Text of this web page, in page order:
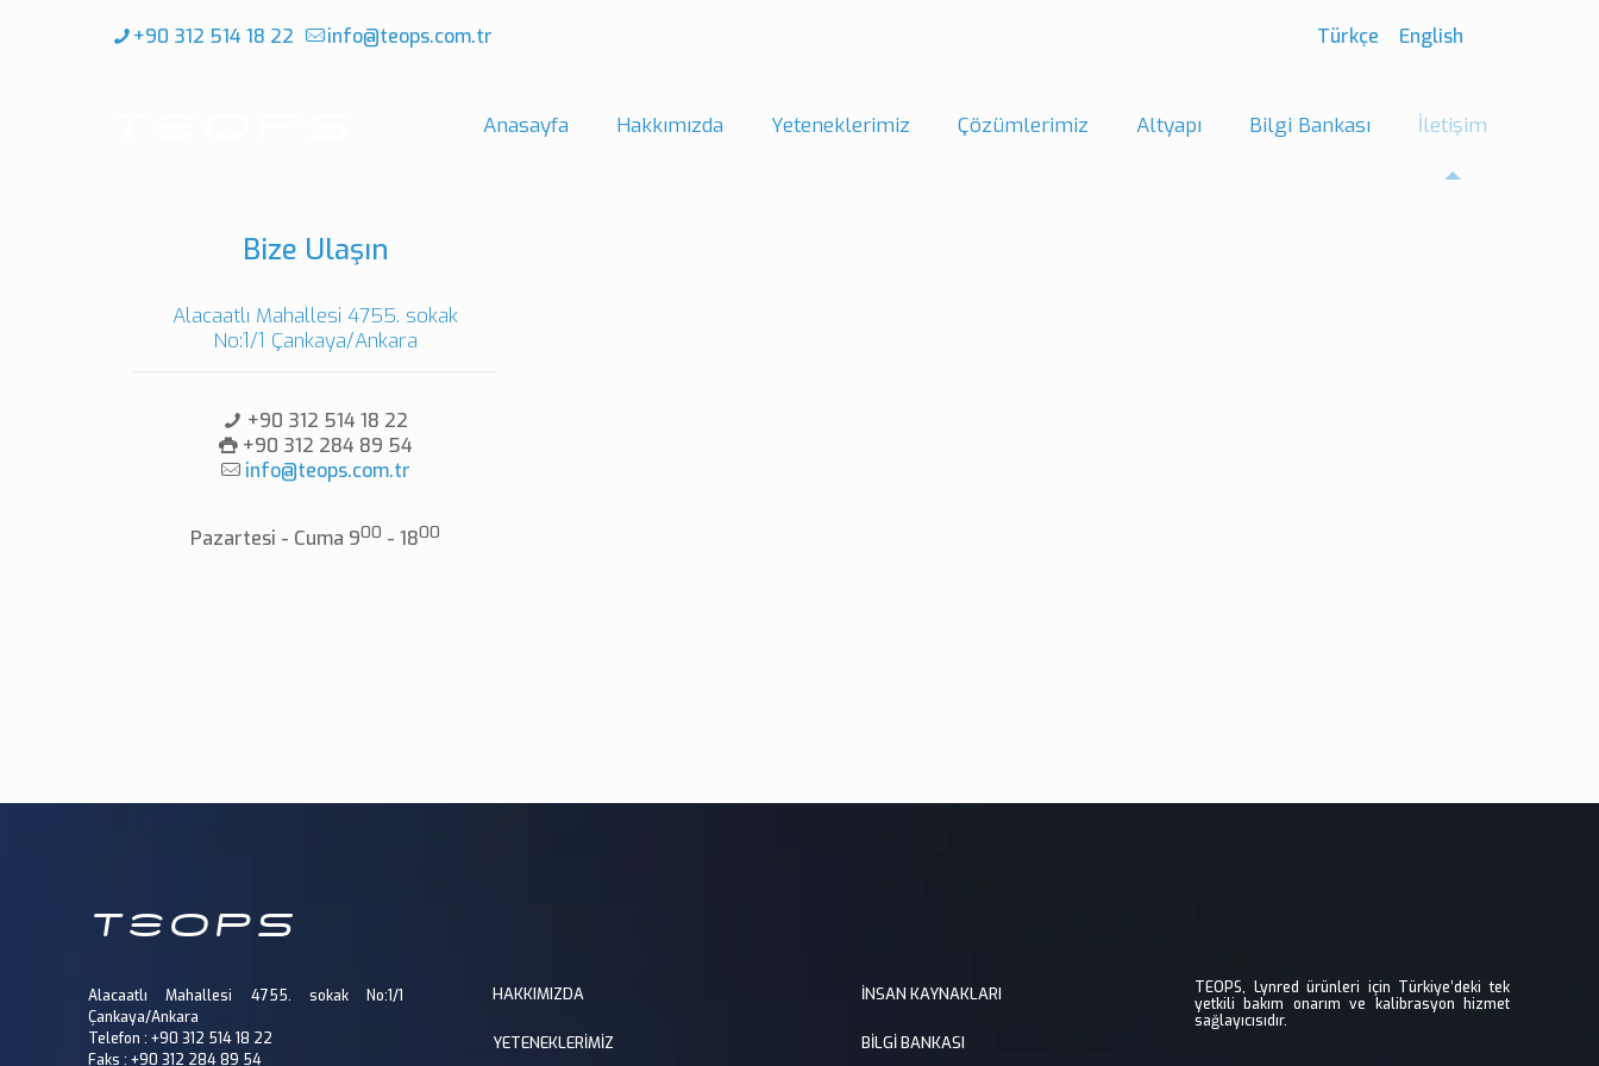
+90 312 514 18 22 info@teops.com.tr Türkçe English
Anasayfa Hakkımızda Yeteneklerimiz Çözümlerimiz Altyapı Bilgi Bankası İletişim
Bize Ulaşın
Alacaatlı Mahallesi 4755. sokak
No:1/1 Çankaya/Ankara
+90 312 514 18 22
+90 312 284 89 54
info@teops.com.tr
Pazartesi - Cuma 900 - 1800
Alacaatlı Mahallesi 4755. sokak No:1/1
Çankaya/Ankara
Telefon : +90 312 514 18 22
Faks : +90 312 284 89 54
HAKKIMIZDA
YETENEKLERİMİZ
İNSAN KAYNAKLARI
BİLGİ BANKASI
TEOPS, Lynred ürünleri için Türkiye’deki tek
yetkili bakım onarım ve kalibrasyon hizmet
sağlayıcısıdır.